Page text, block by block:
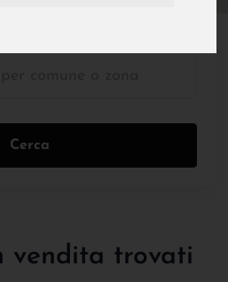
Cerca
vendita trovati